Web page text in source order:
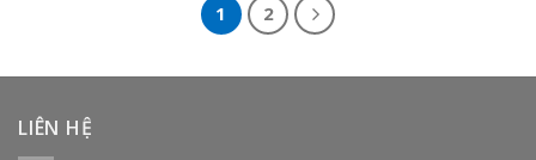
1 2
LIÊN HỆ